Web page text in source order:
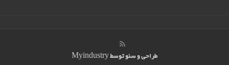
طراحی و سئو توسطMyindustry